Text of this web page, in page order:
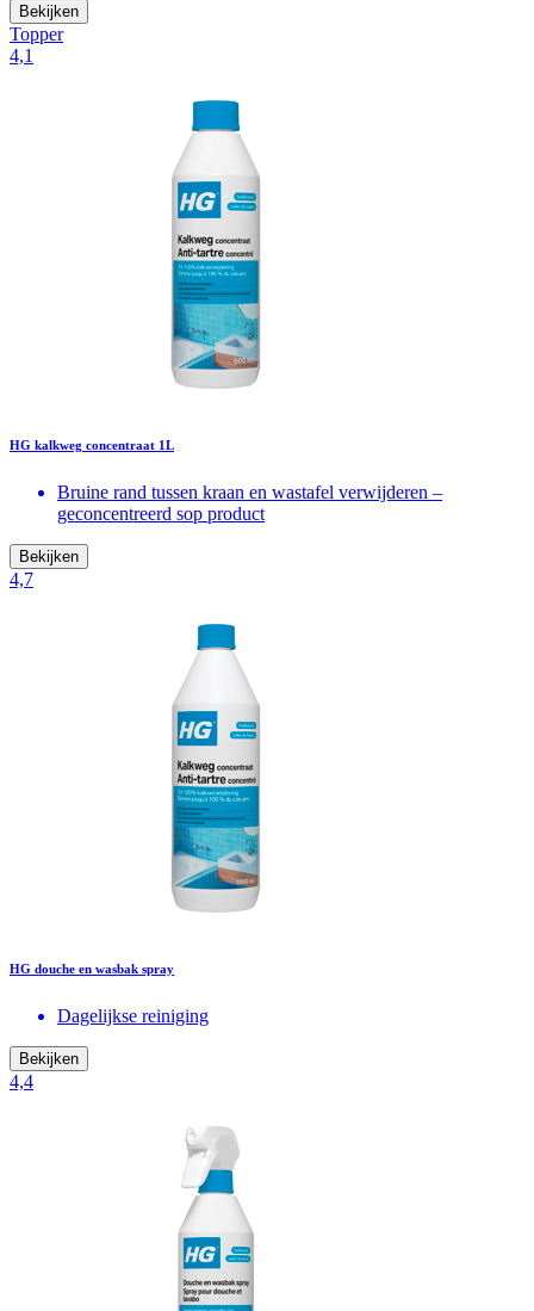
Bekijken
Topper
4,1
HG kalkweg concentraat 1L
Bruine rand tussen kraan en wastafel verwijderen –
geconcentreerd sop product
Bekijken
4,7
HG douche en wasbak spray
Dagelijkse reiniging
Bekijken
4,4